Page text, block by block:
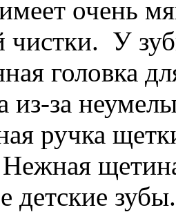
очень
чистки. У
головка
из-за
ручка
детские зубы.